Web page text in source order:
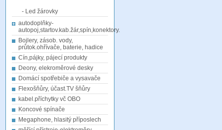
- Led žárovky
autodoplňky-
autopoj,startov.kab.žár,spín,konektory.
Bojlery, zásob. vody,
průtok.ohřívače, baterie, hadice
Cín,pájky, pájecí produkty
Deony, elekroměrové desky
Domácí spotřebiče a vysavače
Flexošňůry, účast.TV šňůry
kabel.příchytky vč OBO
Koncové spínače
Megaphone, hlasitý příposlech